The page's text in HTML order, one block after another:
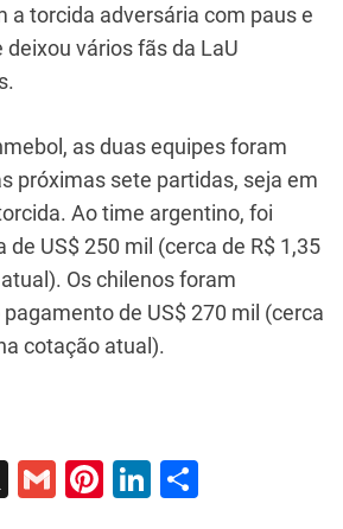
a torcida adversária com paus e
deixou vários fãs da LaU
as duas equipes foram
próximas sete partidas, seja em
Ao time argentino, foi
US$ 250 mil (cerca de R$ 1,35
Os chilenos foram
de US$ 270 mil (cerca
cotação atual).
X
G
Pi Li